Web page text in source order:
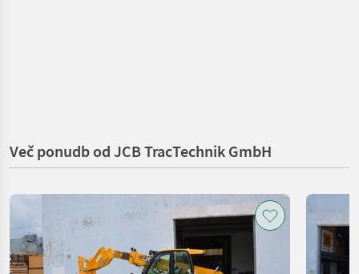
Več ponudb od JCB TracTechnik GmbH